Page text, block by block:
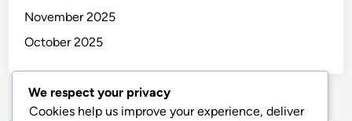
November 2025
October 2025
We respect your privacy
Cookies help us improve your experience, deliver